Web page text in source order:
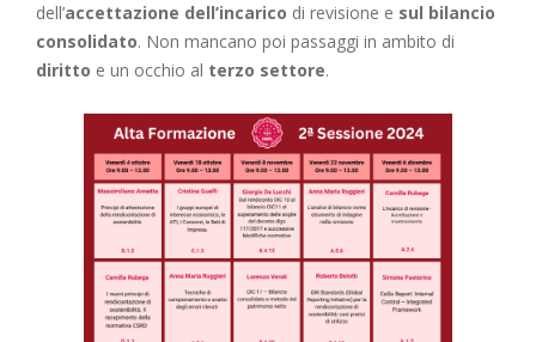
dell’accettazione dell’incarico di revisione e sul bilancio
consolidato. Non mancano poi passaggi in ambito di
diritto e un occhio al terzo settore.